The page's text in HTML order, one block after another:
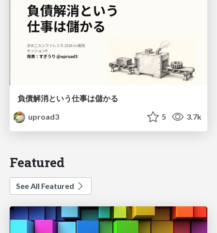
負債解消という仕事は儲かる
uproad3
5 3.7k
Featured
See All Featured